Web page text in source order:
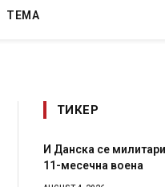
ТЕМА
ТИКЕР
– воведува нова